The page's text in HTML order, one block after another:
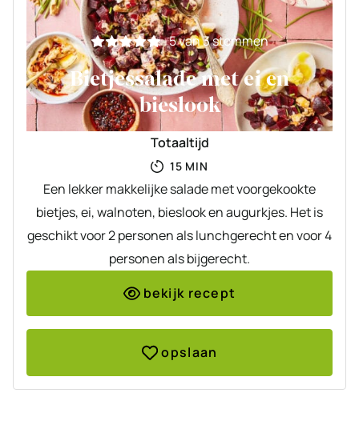
5van3stemmen
Bietjessalade met ei en
bieslook
Totaaltijd
15MINUTEN
MIN
Een lekker makkelijke salade met voorgekookte
bietjes, ei, walnoten, bieslook en augurkjes. Het is
geschikt voor 2 personen als lunchgerecht en voor 4
personen als bijgerecht.
bekijk recept
opslaan